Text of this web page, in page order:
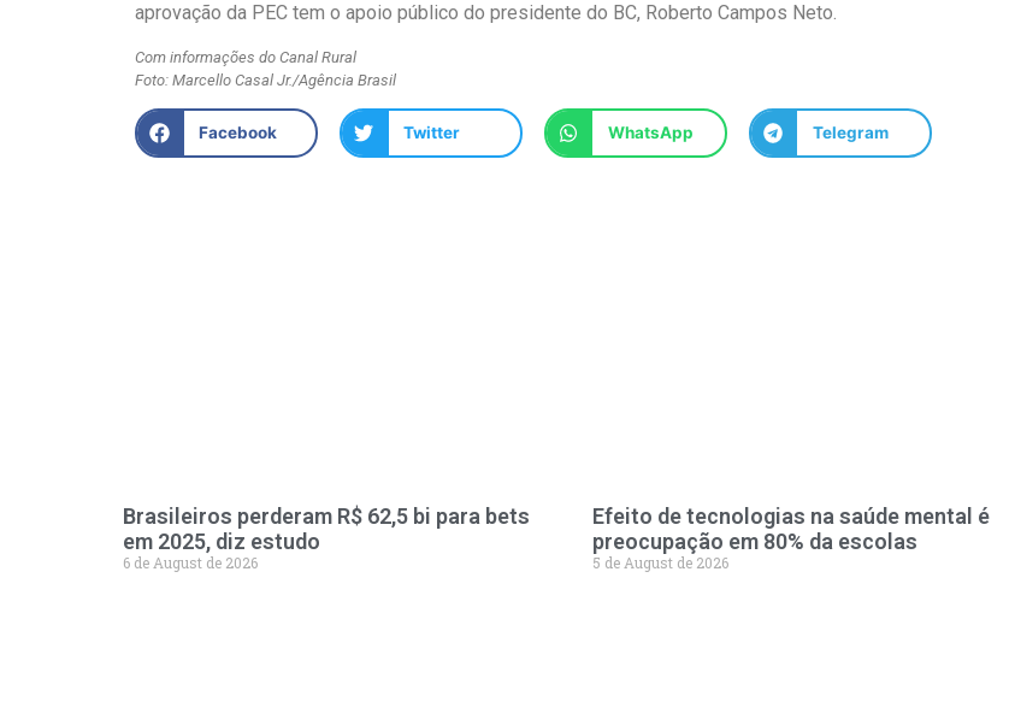
aprovação da PEC tem o apoio público do presidente do BC, Roberto Campos Neto.
Com informações do Canal Rural
Foto: Marcello Casal Jr./Agência Brasil
Facebook Twitter WhatsApp Telegram
Brasileiros perderam R$ 62,5 bi para bets
em 2025, diz estudo
6 de August de 2026
Efeito de tecnologias na saúde mental é
preocupação em 80% da escolas
5 de August de 2026